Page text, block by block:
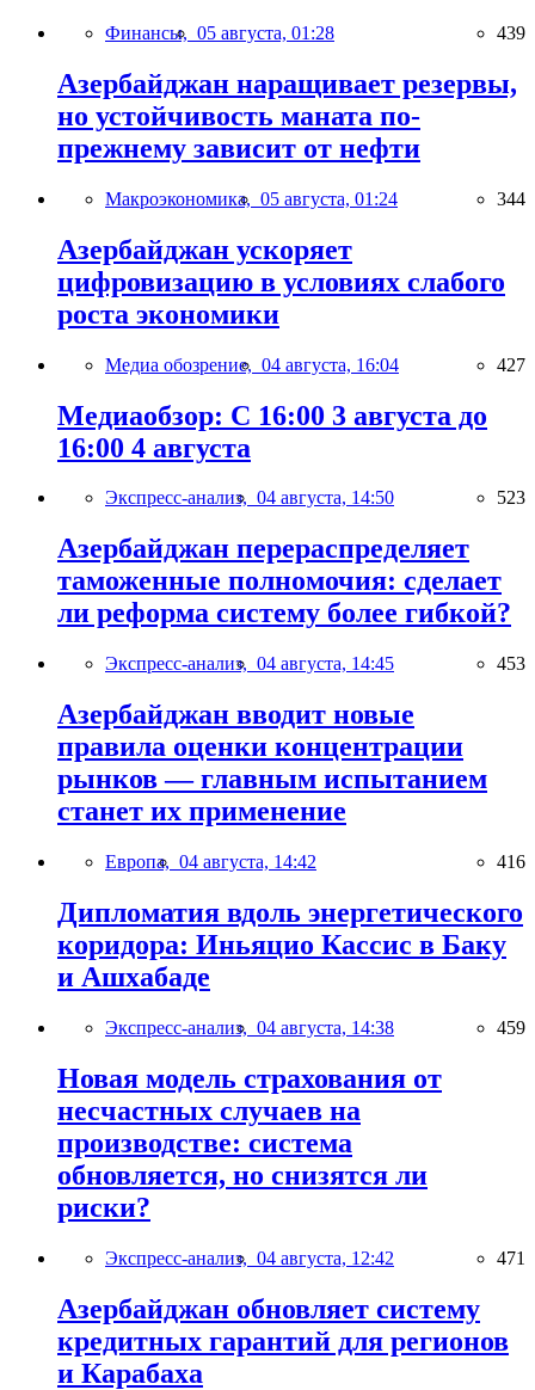
Финансы, 05 августа, 01:28 439
Азербайджан наращивает резервы,
но устойчивость маната по-
прежнему зависит от нефти
Макроэкономика, 05 августа, 01:24 344
Азербайджан ускоряет
цифровизацию в условиях слабого
роста экономики
Медиа обозрение, 04 августа, 16:04 427
Медиаобзор: С 16:00 3 августа до
16:00 4 августа
Экспресс-анализ, 04 августа, 14:50 523
Азербайджан перераспределяет
таможенные полномочия: сделает
ли реформа систему более гибкой?
Экспресс-анализ, 04 августа, 14:45 453
Азербайджан вводит новые
правила оценки концентрации
рынков — главным испытанием
станет их применение
Европа, 04 августа, 14:42 416
Дипломатия вдоль энергетического
коридора: Иньяцио Кассис в Баку
и Ашхабаде
Экспресс-анализ, 04 августа, 14:38 459
Новая модель страхования от
несчастных случаев на
производстве: система
обновляется, но снизятся ли
риски?
Экспресс-анализ, 04 августа, 12:42 471
Азербайджан обновляет систему
кредитных гарантий для регионов
и Карабаха